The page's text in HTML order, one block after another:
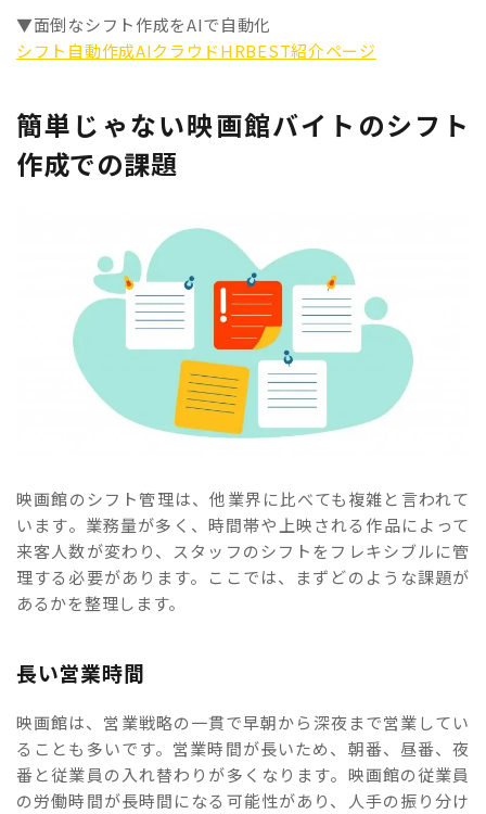
▼面倒なシフト作成をAIで自動化
シフト自動作成AIクラウドHRBEST紹介ページ
簡単じゃない映画館バイトのシフト
作成での課題
映画館のシフト管理は、他業界に比べても複雑と言われて
います。業務量が多く、時間帯や上映される作品によって
来客人数が変わり、スタッフのシフトをフレキシブルに管
理する必要があります。ここでは、まずどのような課題が
あるかを整理します。
長い営業時間
映画館は、営業戦略の一貫で早朝から深夜まで営業してい
ることも多いです。営業時間が長いため、朝番、昼番、夜
番と従業員の入れ替わりが多くなります。映画館の従業員
の労働時間が長時間になる可能性があり、人手の振り分け